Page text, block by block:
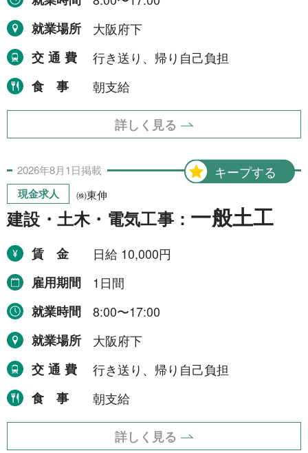
就業場所
大阪府下
交通費
行き送り、帰り自己負担
食事
朝支給
詳しく見る
キープする
2026年8月1日掲載
現金求人 ㈱東伸
建設・土木・電気工事： 一般土工
賃金
日給 10,000円
雇用期間
1日間
就業時間
8:00〜17:00
就業場所
大阪府下
交通費
行き送り、帰り自己負担
食事
朝支給
詳しく見る